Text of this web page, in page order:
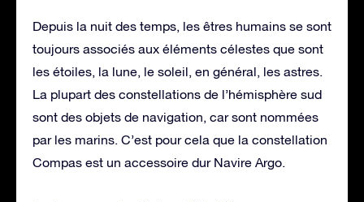
Depuis la nuit des temps, les êtres humains se sont
toujours associés aux éléments célestes que sont
les étoiles, la lune, le soleil, en général, les astres.
La plupart des constellations de l’hémisphère sud
sont des objets de navigation, car sont nommées
par les marins. C’est pour cela que la constellation
Compas est un accessoire dur Navire Argo.